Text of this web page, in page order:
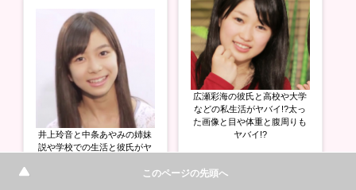
井上玲音と中条あやみの姉妹
説や学校での生活と彼氏がヤ
広瀬彩海の彼氏と高校や大学
などの私生活がヤバイ!?太っ
た画像と目や体重と腹周りも
ヤバイ!?
このページの先頭へ